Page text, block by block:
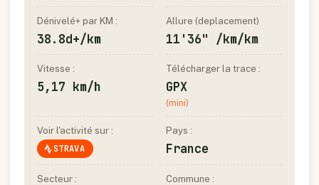
Dénivelé+ par KM :
38.8d+/km
Allure (deplacement)
11'36" /km/km
Vitesse :
5,17 km/h
Télécharger la trace :
GPX
(mini)
Voir l'activité sur :
STRAVA
Pays :
France
Secteur : Commune :